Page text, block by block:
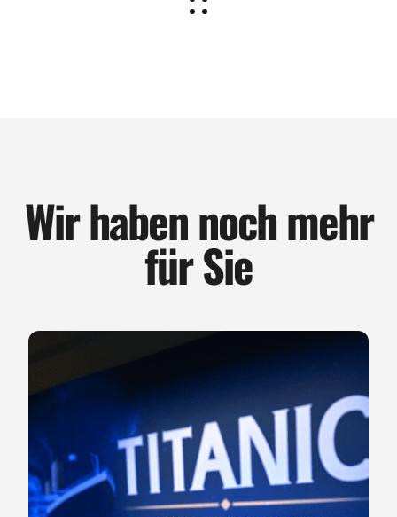
Wir haben noch mehr
für Sie